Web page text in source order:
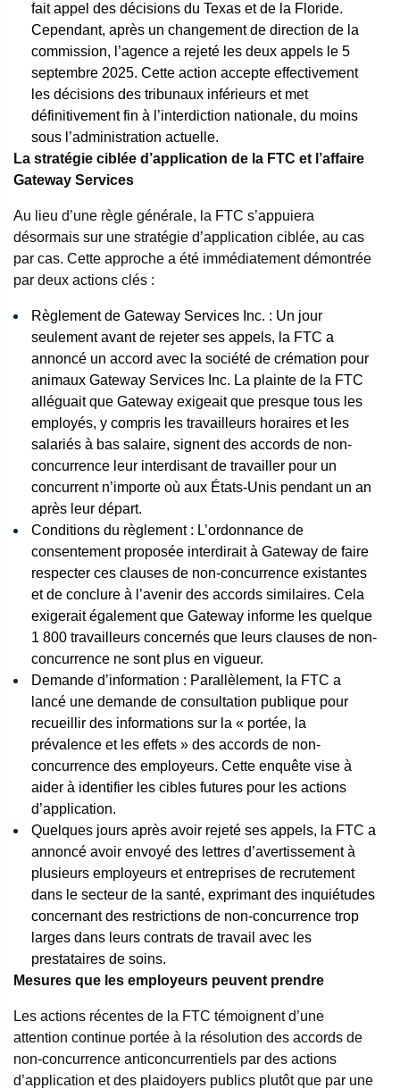
fait appel des décisions du Texas et de la Floride.
Cependant, après un changement de direction de la
commission, l’agence a rejeté les deux appels le 5
septembre 2025. Cette action accepte effectivement
les décisions des tribunaux inférieurs et met
définitivement fin à l’interdiction nationale, du moins
sous l’administration actuelle.
La stratégie ciblée d’application de la FTC et l’affaire
Gateway Services
Au lieu d’une règle générale, la FTC s’appuiera
désormais sur une stratégie d’application ciblée, au cas
par cas. Cette approche a été immédiatement démontrée
par deux actions clés :
Règlement de Gateway Services Inc. : Un jour
seulement avant de rejeter ses appels, la FTC a
annoncé un accord avec la société de crémation pour
animaux Gateway Services Inc. La plainte de la FTC
alléguait que Gateway exigeait que presque tous les
employés, y compris les travailleurs horaires et les
salariés à bas salaire, signent des accords de non-
concurrence leur interdisant de travailler pour un
concurrent n’importe où aux États-Unis pendant un an
après leur départ.
Conditions du règlement : L’ordonnance de
consentement proposée interdirait à Gateway de faire
respecter ces clauses de non-concurrence existantes
et de conclure à l’avenir des accords similaires. Cela
exigerait également que Gateway informe les quelque
1 800 travailleurs concernés que leurs clauses de non-
concurrence ne sont plus en vigueur.
Demande d’information : Parallèlement, la FTC a
lancé une demande de consultation publique pour
recueillir des informations sur la « portée, la
prévalence et les effets » des accords de non-
concurrence des employeurs. Cette enquête vise à
aider à identifier les cibles futures pour les actions
d’application.
Quelques jours après avoir rejeté ses appels, la FTC a
annoncé avoir envoyé des lettres d’avertissement à
plusieurs employeurs et entreprises de recrutement
dans le secteur de la santé, exprimant des inquiétudes
concernant des restrictions de non-concurrence trop
larges dans leurs contrats de travail avec les
prestataires de soins.
Mesures que les employeurs peuvent prendre
Les actions récentes de la FTC témoignent d’une
attention continue portée à la résolution des accords de
non-concurrence anticoncurrentiels par des actions
d’application et des plaidoyers publics plutôt que par une